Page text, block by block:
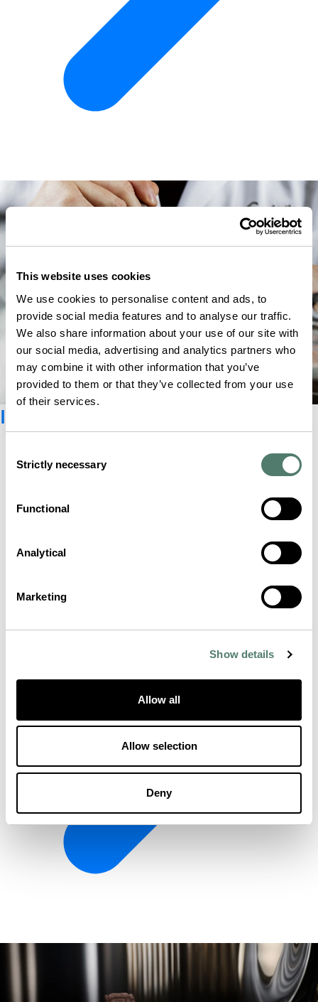
This website uses cookies
We use cookies to personalise content and ads, to
provide social media features and to analyse our traffic.
We also share information about your use of our site with
our social media, advertising and analytics partners who
may combine it with other information that you’ve
provided to them or that they’ve collected from your use
of their services.
Selection
Strictly necessary
Functional
Analytical
Marketing
Show details
Allow all
Allow selection
Deny
Iscriviti alla newsletter